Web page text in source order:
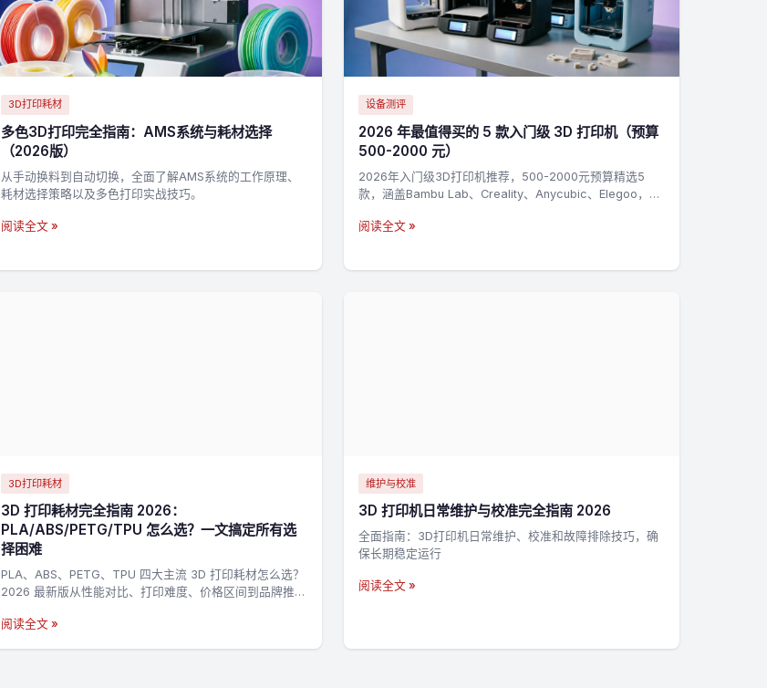
3D打印耗材
多色3D打印完全指南：AMS系统与耗材选择
（2026版）
从手动换料到自动切换，全面了解AMS系统的工作原理、
耗材选择策略以及多色打印实战技巧。
阅读全文 »
设备测评
2026 年最值得买的 5 款入门级 3D 打印机（预算
500-2000 元）
2026年入门级3D打印机推荐，500-2000元预算精选5
款，涵盖Bambu Lab、Creality、Anycubic、Elegoo，新
阅读全文 »
3D打印耗材
3D 打印耗材完全指南 2026：
PLA/ABS/PETG/TPU 怎么选？一文搞定所有选
择困难
PLA、ABS、PETG、TPU 四大主流 3D 打印耗材怎么选？
2026 最新版从性能对比、打印难度、价格区间到品牌推
阅读全文 »
维护与校准
3D 打印机日常维护与校准完全指南 2026
全面指南：3D打印机日常维护、校准和故障排除技巧，确
保长期稳定运行
阅读全文 »